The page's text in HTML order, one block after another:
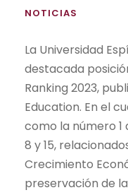
NOTICIAS
La Universidad
destacada
Ranking 2023,
Education. En el
como la número 1
8 y 15,
Crecimiento
preservación de